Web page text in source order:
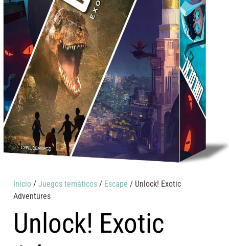
Inicio /Juegos temáticos / Escape / Unlock! Exotic
Adventures
Unlock! Exotic